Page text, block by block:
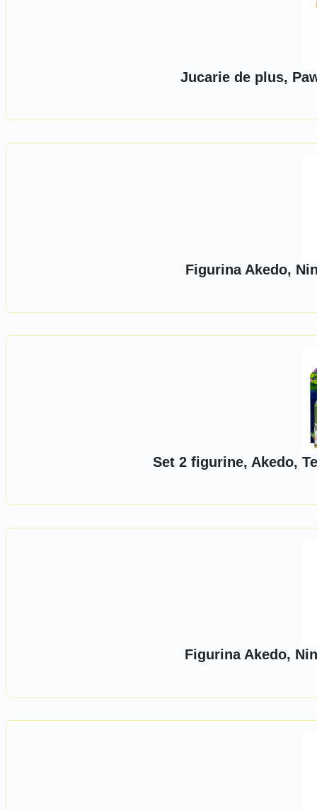
Jucarie de plus,
Figurina Akedo,
Set 2 figurine, Akedo,
Figurina Akedo,